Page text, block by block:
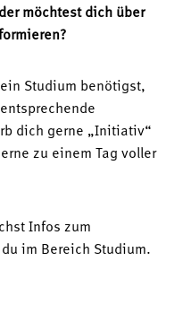
möchtest dich über
Studium benötigst,
dich gerne „Initiativ“
zu einem Tag voller
Infos zum
im Bereich Studium.